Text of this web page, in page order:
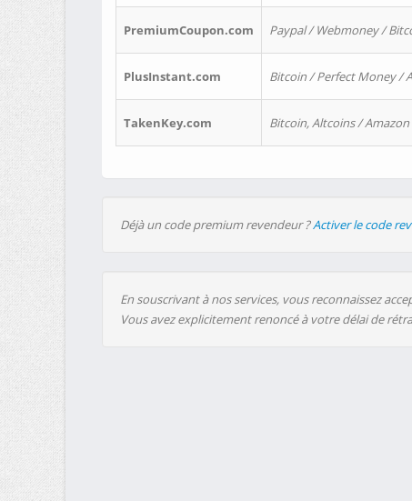
PremiumCoupon.com Paypal / Webmoney /
PlusInstant.com Bitcoin / Perfect Money /
TakenKey.com Bitcoin, Altcoins / Amazon
Déjà un code premium revendeur ?Activer le code
En souscrivant à nos services, vous reconnaissez
Vous avez explicitement renoncé à votre délai de